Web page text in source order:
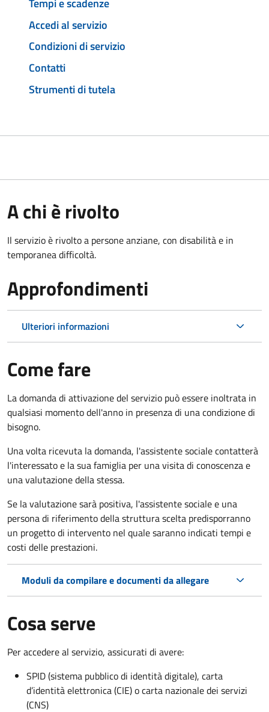
Accedi al servizio
Condizioni di servizio
Contatti
Strumenti di tutela
A chi è rivolto
Il servizio è rivolto a persone anziane, con disabilità e in
temporanea difficoltà.
Approfondimenti
Ulteriori informazioni
Come fare
La domanda di attivazione del servizio può essere inoltrata in
qualsiasi momento dell'anno in presenza di una condizione di
bisogno.
Una volta ricevuta la domanda, l'assistente sociale contatterà
l'interessato e la sua famiglia per una visita di conoscenza e
una valutazione della stessa.
Se la valutazione sarà positiva, l'assistente sociale e una
persona di riferimento della struttura scelta predisporranno
un progetto di intervento nel quale saranno indicati tempi e
costi delle prestazioni.
Moduli da compilare e documenti da allegare
Cosa serve
Per accedere al servizio, assicurati di avere:
SPID (sistema pubblico di identità digitale), carta
d’identità elettronica (CIE) o carta nazionale dei servizi
(CNS)